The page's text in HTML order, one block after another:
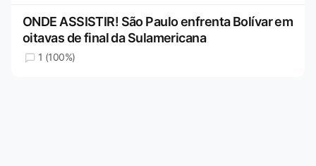
ONDE ASSISTIR! São Paulo enfrenta Bolívar em
oitavas de final da Sulamericana
1 (100%)